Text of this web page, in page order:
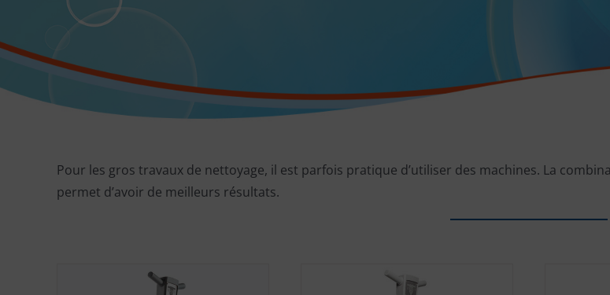
Pour les gros travaux de nettoyage, il est parfois pratique d’utiliser des machines. La
permet d’avoir de meilleurs résultats.